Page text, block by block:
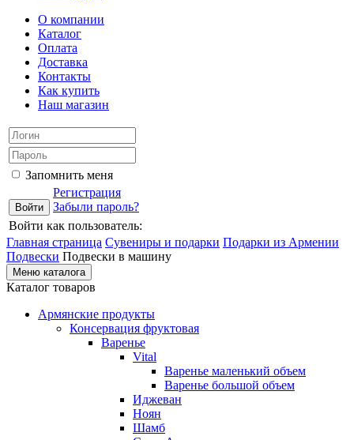
О компании
Каталог
Оплата
Доставка
Контакты
Как купить
Наш магазин
Запомнить меня
Регистрация
Забыли пароль?
Войти как пользователь:
Главная страница Сувениры и подарки Подарки из Армении
Подвески Подвески в машину
Меню каталога
Каталог товаров
Армянские продукты
Консервация фруктовая
Варенье
Vital
Варенье маленький объем
Варенье большой объем
Иджеван
Ноян
Шамб